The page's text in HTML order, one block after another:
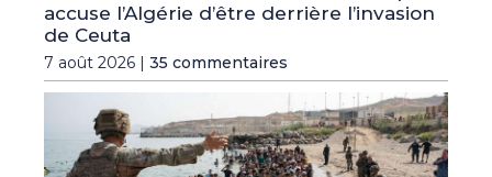
accuse l’Algérie d’être derrière l’invasion
de Ceuta
7 août 2026 | 35 commentaires